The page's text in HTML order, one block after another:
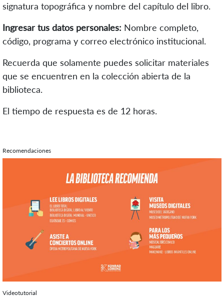
signatura topográfica y nombre del capítulo del libro.
Ingresar tus datos personales: Nombre completo,
código, programa y correo electrónico institucional.
Recuerda que solamente puedes solicitar materiales
que se encuentren en la colección abierta de la
biblioteca.
El tiempo de respuesta es de 12 horas.
Recomendaciones
Videotutorial